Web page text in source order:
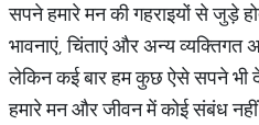
सपने हमारे मन की गहराइयों से जुड़े
भावनाएं, चिंताएं और अन्य व्यक्तिगत
लेकिन कई बार हम कुछ ऐसे सपने भी
हमारे मन और जीवन में कोई संबंध नहीं